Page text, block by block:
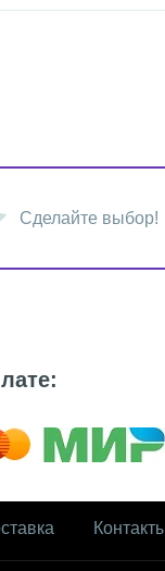
Сделайте выбор!